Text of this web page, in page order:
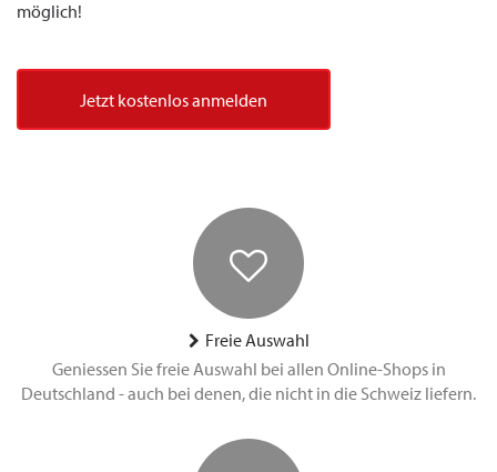
möglich!
Jetzt kostenlos anmelden
Freie Auswahl
Geniessen Sie freie Auswahl bei allen Online-Shops in
Deutschland - auch bei denen, die nicht in die Schweiz liefern.